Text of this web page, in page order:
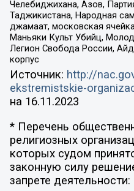
Челебиджихана, Азов,
Таджикистана, Народная
джамаат, московская
Маньяки Культ Убийц,
Легион Свобода России,
корпус
Источник: http://
ekstremistskie-
на 16.11.2023
* Перечень
религиозных
которых судом
законную силу
запрете деятельности: